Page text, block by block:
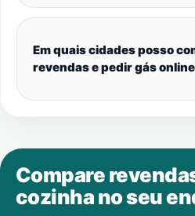
Em quais cidades posso
revendas e pedir gás
Compare
cozinha no seu